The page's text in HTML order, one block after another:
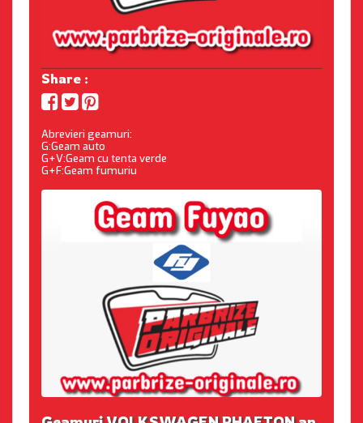
Share :
Abrevieri geamuri:
G:Geam auto
G+V:Geam cu tenta verde
G+F:Geam fumuriu